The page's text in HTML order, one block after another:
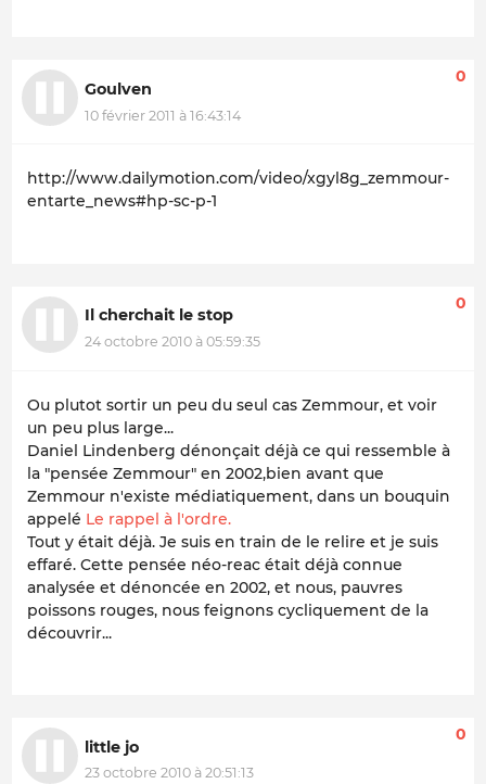
Goulven
10 février 2011 à 16:43:14
0
http://www.dailymotion.com/video/xgyl8g_zemmour-
entarte_news#hp-sc-p-1
Il cherchait le stop
24 octobre 2010 à 05:59:35
0
Ou plutot sortir un peu du seul cas Zemmour, et voir
un peu plus large...
Daniel Lindenberg dénonçait déjà ce qui ressemble à
la "pensée Zemmour" en 2002,bien avant que
Zemmour n'existe médiatiquement, dans un bouquin
appelé Le rappel à l'ordre.
Tout y était déjà. Je suis en train de le relire et je suis
effaré. Cette pensée néo-reac était déjà connue
analysée et dénoncée en 2002, et nous, pauvres
poissons rouges, nous feignons cycliquement de la
découvrir...
little jo
23 octobre 2010 à 20:51:13
0